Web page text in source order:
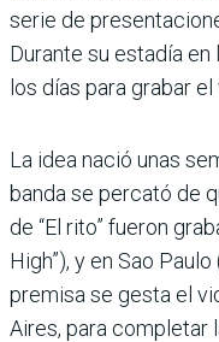
serie de
Durante su estadía
los días para grabar
La idea nació unas
banda se percató de
de “El rito” fueron
High”), y en Sao
premisa se gesta el
Aires, para completar